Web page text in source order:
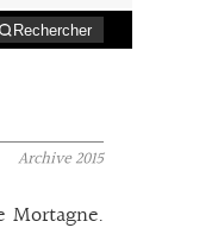
Rechercher
Archive2015
Mortagne.